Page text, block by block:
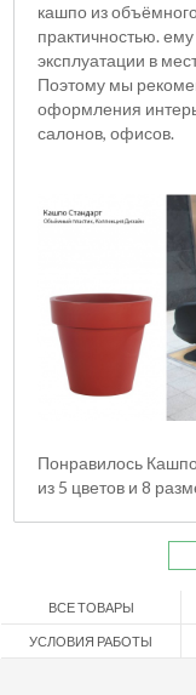
кашпо из
практичностью.
эксплуатации в
Поэтому мы
оформления
салонов, офисов.
Понравилось
из 5 цветов и 8
ВСЕ ТОВАРЫ
УСЛОВИЯ РАБОТЫ